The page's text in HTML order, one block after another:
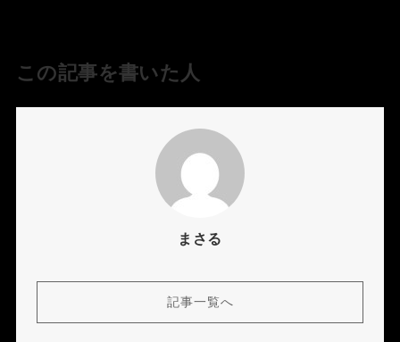
この記事を書いた人
まさる
記事一覧へ